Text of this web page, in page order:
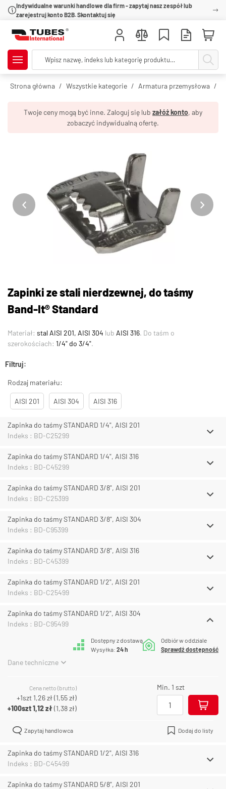
Indywidualne warunki handlowe dla firm - zapytaj nasz zespół lub
zarejestruj konto B2B. Skontaktuj się
Strona główna Wszystkie kategorie Armatura przemysłowa
Twoje ceny mogą być inne. Zaloguj się lub załóż konto, aby
zobaczyć indywidualną ofertę.
Zapinki ze stali nierdzewnej, do taśmy
Band-It® Standard
Materiał: stal AISI 201, AISI 304 lub AISI 316. Do taśm o
szerokościach: 1/4" do 3/4".
Filtruj:
Rodzaj materiału:
AISI 201 AISI 304 AISI 316
Zapinka do taśmy STANDARD 1/4", AISI 201
Indeks : BD-C25299
Zapinka do taśmy STANDARD 1/4", AISI 316
Indeks : BD-C45299
Zapinka do taśmy STANDARD 3/8", AISI 201
Indeks : BD-C25399
Zapinka do taśmy STANDARD 3/8", AISI 304
Indeks : BD-C95399
Zapinka do taśmy STANDARD 3/8", AISI 316
Indeks : BD-C45399
Zapinka do taśmy STANDARD 1/2", AISI 201
Indeks : BD-C25499
Zapinka do taśmy STANDARD 1/2", AISI 304
Indeks : BD-C95499
Dostępny z dostawą
Wysyłka: 24 h
Odbiór w oddziale
Sprawdź dostępność
Dane techniczne
Cena netto (brutto)
+1szt 1,26 zł(1,55 zł)
+100szt1,12 zł(1,38 zł)
Min. 1 szt
Zapytaj handlowca Dodaj do listy
Zapinka do taśmy STANDARD 1/2", AISI 316
Indeks : BD-C45499
Zapinka do taśmy STANDARD 5/8", AISI 201